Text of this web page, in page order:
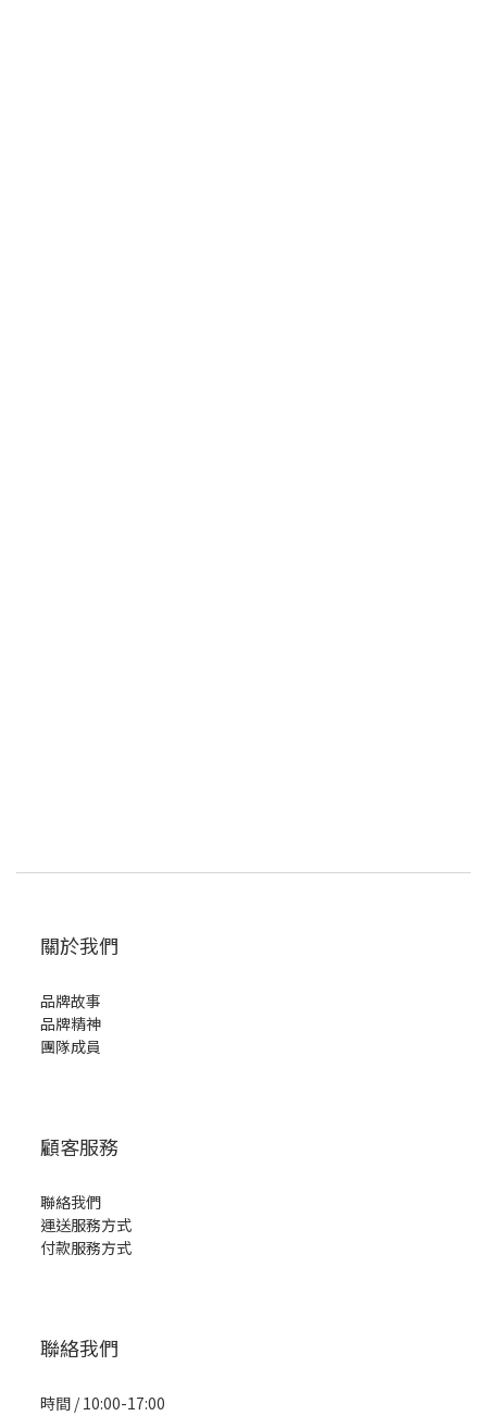
關於我們
品牌故事
品牌精神
團隊成員
顧客服務
聯絡我們
運送服務方式
付款服務方式
聯絡我們
時間 / 10:00-17:00